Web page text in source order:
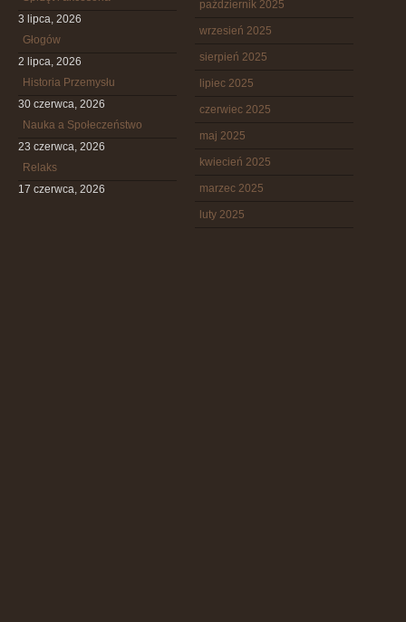
3 lipca, 2026
Głogów
2 lipca, 2026
Historia Przemysłu
30 czerwca, 2026
Nauka a Społeczeństwo
23 czerwca, 2026
Relaks
17 czerwca, 2026
październik 2025
wrzesień 2025
sierpień 2025
lipiec 2025
czerwiec 2025
maj 2025
kwiecień 2025
marzec 2025
luty 2025